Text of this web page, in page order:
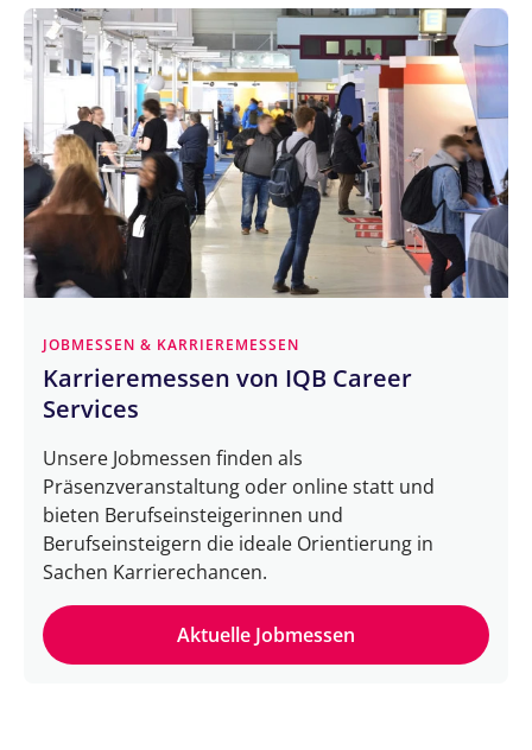
JOBMESSEN & KARRIEREMESSEN
Karrieremessen von IQB Career
Services
Unsere Jobmessen finden als
Präsenzveranstaltung oder online statt und
bieten Berufseinsteigerinnen und
Berufseinsteigern die ideale Orientierung in
Sachen Karrierechancen.
Aktuelle Jobmessen